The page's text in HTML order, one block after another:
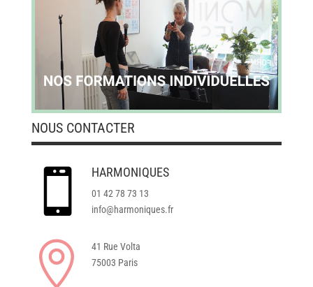
NOUS CONTACTER
 HARMONIQUES
01 42 78 73 13
info@harmoniques.fr

41 Rue Volta
75003 Paris